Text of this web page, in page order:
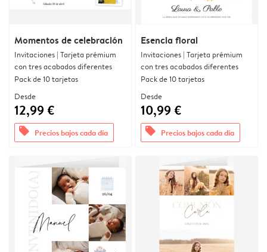
Momentos de celebración
Invitaciones | Tarjeta prémium
con tres acabados diferentes
Pack de 10 tarjetas
Desde
12,99 €
offers Precios bajos cada día
Esencia floral
Invitaciones | Tarjeta prémium
con tres acabados diferentes
Pack de 10 tarjetas
Desde
10,99 €
offers Precios bajos cada día